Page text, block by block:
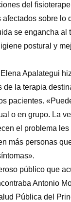
del
afectados sobre lo
se engancha al
postural y
Apalategui
de la terapia
pacientes.
o en grupo. La
el problema
más personas
público que
Antonio
Pública del